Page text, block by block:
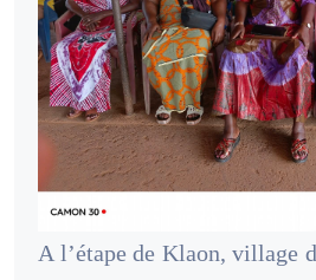
A l’étape de Klaon, village